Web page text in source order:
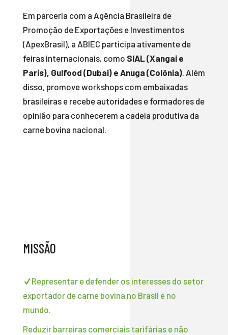
Em parceria com a Agência Brasileira de
Promoção de Exportações e Investimentos
(ApexBrasil), a ABIEC participa ativamente de
feiras internacionais, como SIAL (Xangai e
Paris), Gulfood (Dubai) e Anuga (Colônia). Além
disso, promove workshops com embaixadas
brasileiras e recebe autoridades e formadores de
opinião para conhecerem a cadeia produtiva da
carne bovina nacional.
MISSÃO
Representar e defender os interesses do setor
exportador de carne bovina no Brasil e no
mundo.
Reduzir barreiras comerciais tarifárias e não